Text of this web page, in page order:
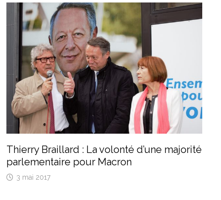
Thierry Braillard : La volonté d’une majorité
parlementaire pour Macron
3 mai 2017